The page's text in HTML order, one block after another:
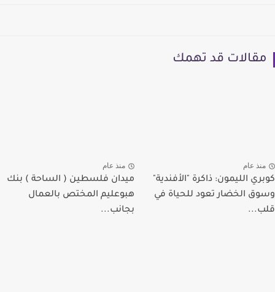
مقالات قد تهمك
منذ عام
كوبري الليمون: ذاكرة "الأفندية"
وسوق الخضار تعود للحياة في
قلب...
منذ عام
ميدان فلسطين ( الساحة ) بنك
هبوعليم المختص بالعمال
بجانب...